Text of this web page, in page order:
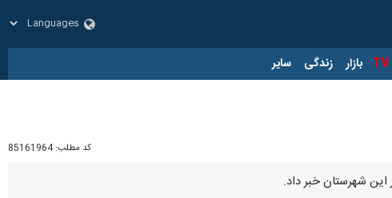
بازار زندگی سایر
کد مطلب: 85161964